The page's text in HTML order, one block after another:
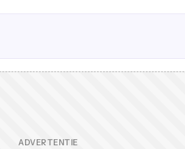
ADVERTENTIE